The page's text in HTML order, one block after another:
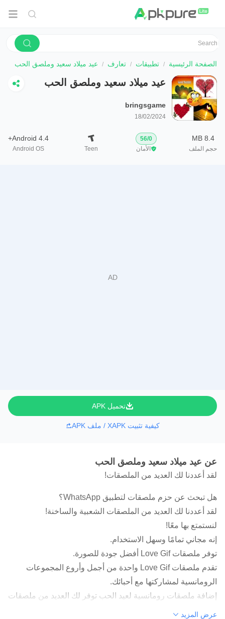
الصفحة الرئيسية تطبيقات تعارف عيد ميلاد سعيد وملصق الحب
عيد ميلاد سعيد وملصق الحب
bringsgame
18/02/2024
8.4 MB
حجم الملف
0
/
56
الأمان
Teen
Android 4.4+
Android OS
تحميل APK
كيفية تثبيت XAPK / ملف APK
عن عيد ميلاد سعيد وملصق الحب
لقد أعددنا لك العديد من الملصقات!
هل تبحث عن حزم ملصقات لتطبيق WhatsApp؟
لقد أعددنا لك العديد من الملصقات الشعبية والساخنة!
لنستمتع بها معًا!
إنه مجاني تمامًا وسهل الاستخدام.
توفر ملصقات Love Gif أفضل جودة للصورة.
تقدم ملصقات Love Gif واحدة من أجمل وأروع المجموعات
الرومانسية لمشاركتها مع أحبائك.
إضافة ملصقات رومانسية لعيد الحب توفر لك العديد من ملصقات
عرض المزيد